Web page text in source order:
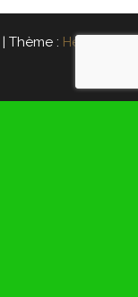
| Thème : Head